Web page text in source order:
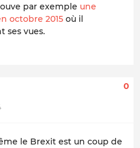
par exemple une
octobre 2015 où il
ses vues.
0
le Brexit est un coup de